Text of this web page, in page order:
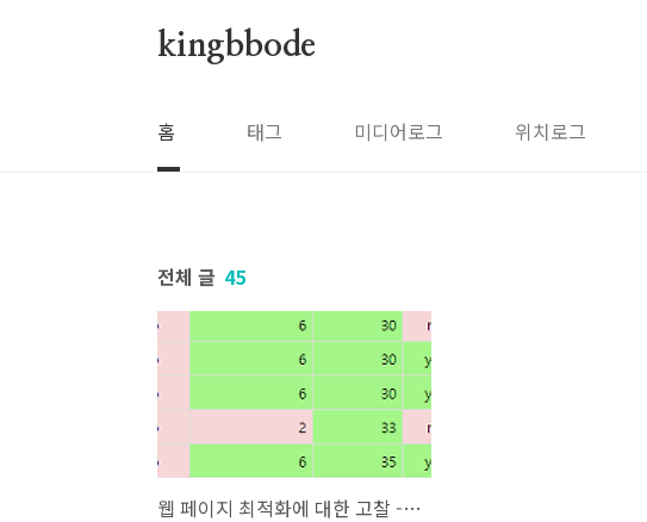
kingbbode
홈 태그 미디어로그 위치로그
전체 글 45
웹 페이지 최적화에 대한 고찰 - 스크립트 로딩 ( 동시 다운로드, 병렬 다운로드 )